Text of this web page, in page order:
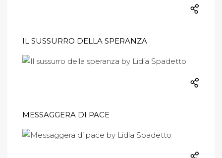
IL SUSSURRO DELLA SPERANZA
MESSAGGERA DI PACE